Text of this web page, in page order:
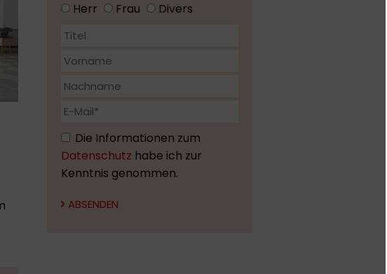
Herr Frau Divers
Die Informationen zum
Datenschutz habe ich zur
Kenntnis genommen.
ABSENDEN